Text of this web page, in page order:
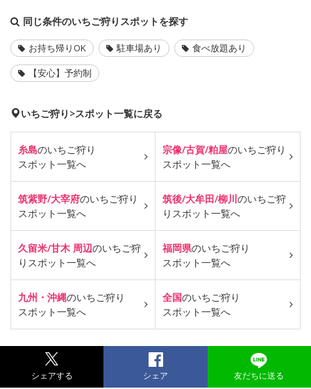
同じ条件のいちご狩りスポットを探す
お持ち帰りOK 駐車場あり
食べ放題あり
【安心】予約制
いちご狩り>スポット一覧に戻る
糸島のいちご狩り
スポット一覧へ
宗像/古賀/粕屋のいちご狩り
スポット一覧へ
筑紫野/大宰府のいちご狩り
スポット一覧へ
筑後/大牟田/柳川のいちご狩
り スポット一覧へ
久留米/甘木 周辺のいちご狩
り スポット一覧へ
福岡県のいちご狩り
スポット一覧へ
九州・沖縄のいちご狩り
スポット一覧へ
全国のいちご狩り
スポット一覧へ
シェアする シェア 友だちに送る